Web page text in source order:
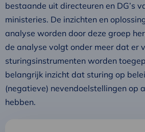
bestaande uit directeuren en DG’s
ministeries. De inzichten en
analyse worden door deze groep
de analyse volgt onder meer dat er
sturingsinstrumenten worden
belangrijk inzicht dat sturing op
(negatieve) nevendoelstellingen op
hebben.